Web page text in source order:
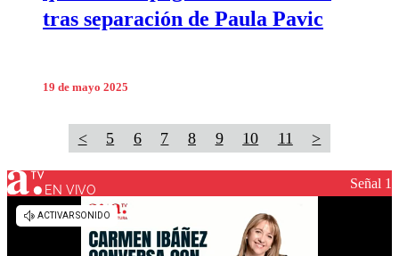
tras separación de Paula Pavic
19 de mayo 2025
< 5 6 7 8 9 10 11 >
EN VIVO Señal 1